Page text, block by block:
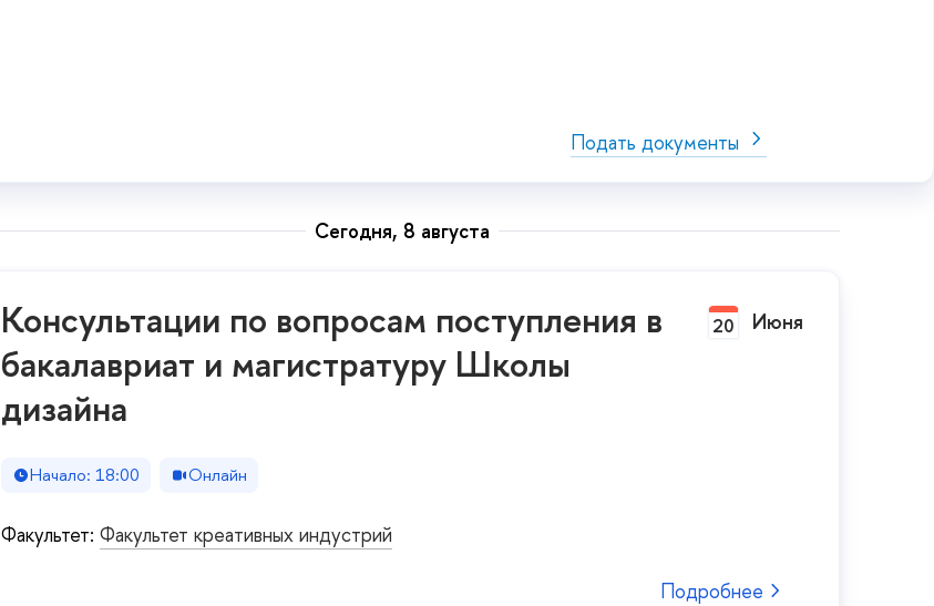
Подать документы
Сегодня, 8 августа
Консультации по вопросам поступления в
бакалавриат и магистратуру Школы
дизайна
20 Июня
Начало: 18:00 Онлайн
Факультет: Факультет креативных индустрий
Подробнее